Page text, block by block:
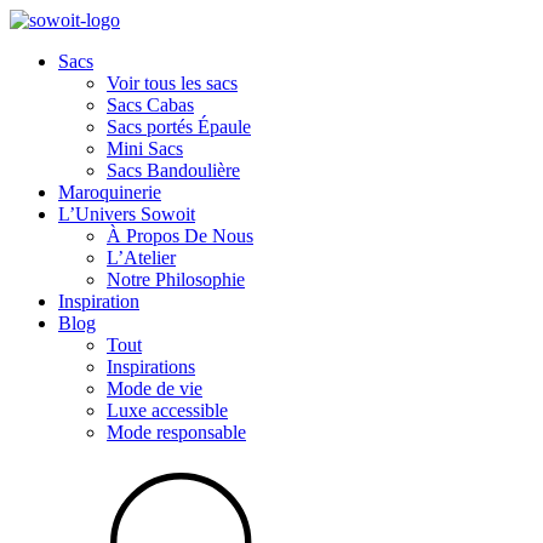
Sacs
Voir tous les sacs
Sacs Cabas
Sacs portés Épaule
Mini Sacs
Sacs Bandoulière
Maroquinerie
L’Univers Sowoit
À Propos De Nous
L’Atelier
Notre Philosophie
Inspiration
Blog
Tout
Inspirations
Mode de vie
Luxe accessible
Mode responsable